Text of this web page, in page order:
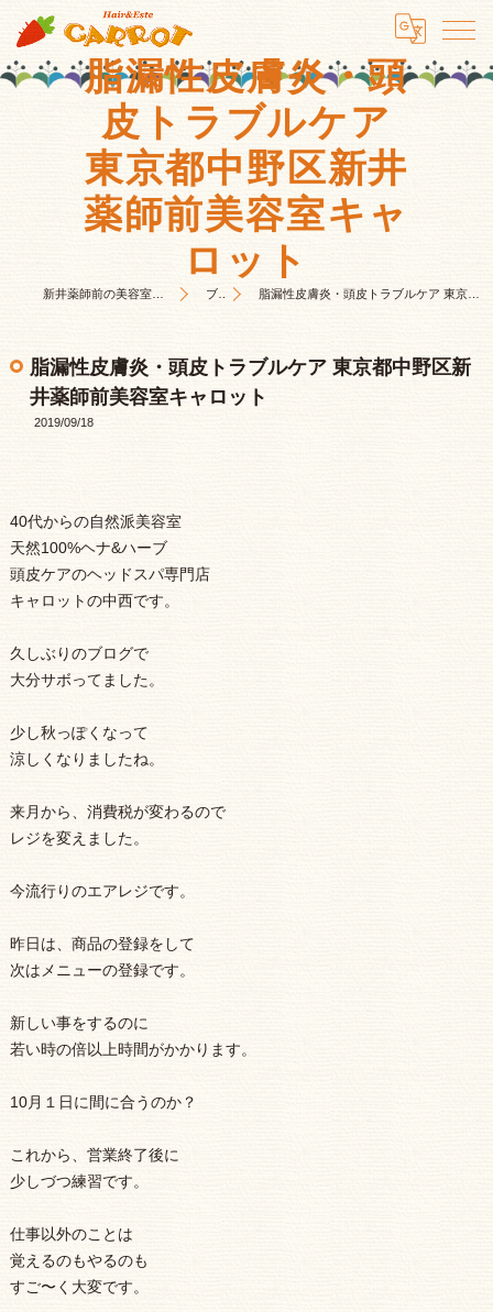
脂漏性皮膚炎・頭
皮トラブルケア
東京都中野区新井
薬師前美容室キャ
ロット
新井薬師前の美容室はHair&Este キャロット ブログ 脂漏性皮膚炎・頭皮トラブルケア 東京都中野区新井薬師前美容室キャロット
脂漏性皮膚炎・頭皮トラブルケア 東京都中野区新
井薬師前美容室キャロット
2019/09/18
40代からの自然派美容室
天然100%ヘナ&ハーブ
頭皮ケアのヘッドスパ専門店
キャロットの中西です。
久しぶりのブログで
大分サボってました。
少し秋っぽくなって
涼しくなりましたね。
来月から、消費税が変わるので
レジを変えました。
今流行りのエアレジです。
昨日は、商品の登録をして
次はメニューの登録です。
新しい事をするのに
若い時の倍以上時間がかかります。
10月１日に間に合うのか？
これから、営業終了後に
少しづつ練習です。
仕事以外のことは
覚えるのもやるのも
すご〜く大変です。